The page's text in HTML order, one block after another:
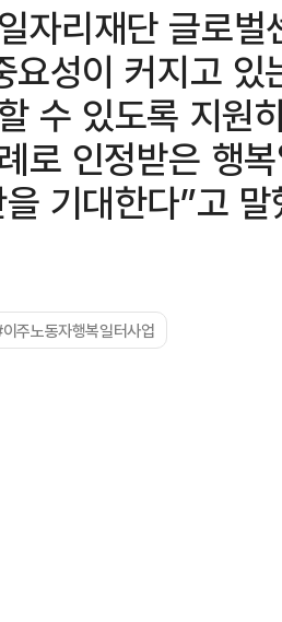
자리재단 글로
요성이 커지고
수 있도록 지원
로 인정받은 행
기대한다”고
주노동자행복일터사업